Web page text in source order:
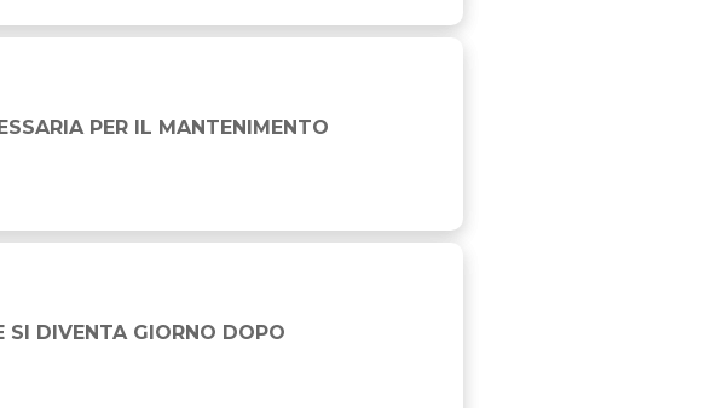
DI RESISTENZA E FORZA
PER IL MANTENIMENTO
SI DIVENTA GIORNO DOPO